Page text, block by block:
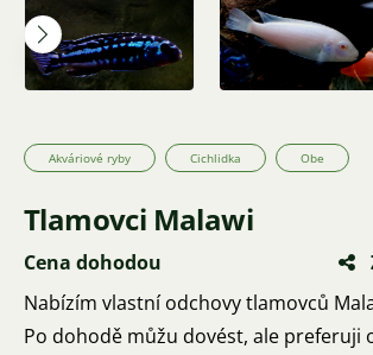
Akváriové ryby Cichlidka Obe
Tlamovci Malawi
Cena dohodou
Nabízím vlastní odchovy tlamovců
Po dohodě můžu dovést, ale preferuji